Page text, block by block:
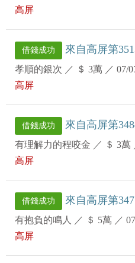
高屏
借錢成功 來自高屏第
孝順的銀次 ／ ＄ 3萬 ／ 07/
高屏
借錢成功 來自高屏第
有理解力的程咬金 ／ ＄ 3萬
高屏
借錢成功 來自高屏第
有抱負的鳴人 ／ ＄ 5萬 ／
高屏